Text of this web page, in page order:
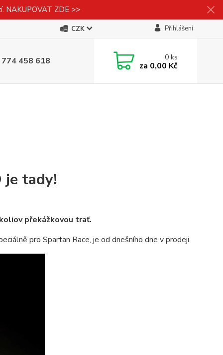
NAKUPOVAT ZDE >>
CZK Přihlášení
458 618 0ks
za 0,00 Kč
je tady!
překážkovou trať.
pro Spartan Race, je od dnešního dne v prodeji.